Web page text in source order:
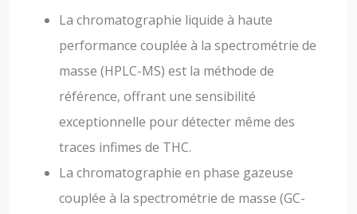
La chromatographie liquide à haute
performance couplée à la spectrométrie de
masse (HPLC-MS) est la méthode de
référence, offrant une sensibilité
exceptionnelle pour détecter même des
traces infimes de THC.
La chromatographie en phase gazeuse
couplée à la spectrométrie de masse (GC-